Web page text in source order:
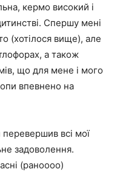
кермо високий і
Спершу мені
(хотілося вище), але
а також
що для мене і мого
впевнено на
всі мої
задоволення.
(раноооо)